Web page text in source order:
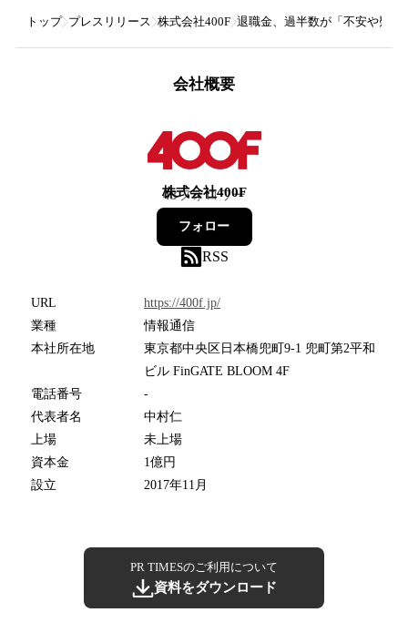
トップ プレスリリース 株式会社400F 退職金、過半数が「不安や疑
会社概要
株式会社400F
43フォロワー
フォロー
RSS
URL
https://400f.jp/
業種
情報通信
本社所在地
東京都中央区日本橋兜町9-1 兜町第2平和
ビル FinGATE BLOOM 4F
電話番号
-
代表者名
中村仁
上場
未上場
資本金
1億円
設立
2017年11月
PR TIMESのご利用について
資料をダウンロード